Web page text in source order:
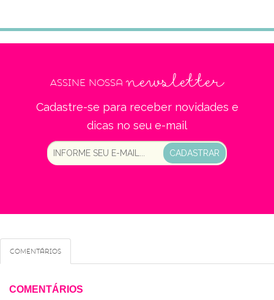
Assine nossanewsletter
Cadastre-se para receber novidades e
dicas no seu e-mail
CADASTRAR
Comentários
COMENTÁRIOS